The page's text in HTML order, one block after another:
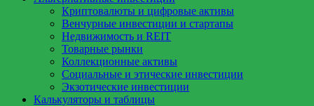
Криптовалюты и цифровые активы
Венчурные инвестиции и стартапы
Недвижимость и REIT
Товарные рынки
Коллекционные активы
Социальные и этические инвестиции
Экзотические инвестиции
Калькуляторы и таблицы